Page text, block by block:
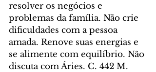
resolver os negócios e
problemas da família. Não crie
dificuldades com a pessoa
amada. Renove suas energias e
se alimente com equilíbrio. Não
discuta com Áries. C. 442 M.